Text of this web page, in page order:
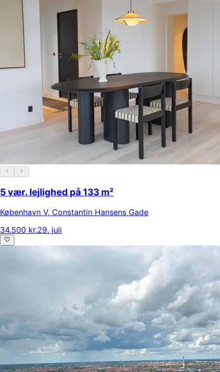
5 vær. lejlighed på 133 m²
København V, Constantin Hansens Gade
34.500 kr.29. juli